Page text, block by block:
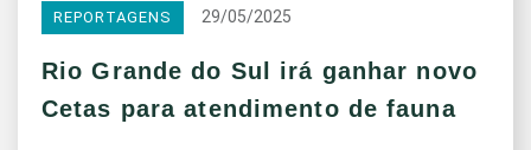
REPORTAGENS 29/05/2025
Rio Grande do Sul irá ganhar novo
Cetas para atendimento de fauna